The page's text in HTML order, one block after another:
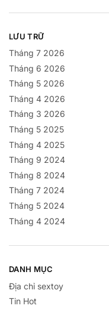
LƯU TRỮ
Tháng 7 2026
Tháng 6 2026
Tháng 5 2026
Tháng 4 2026
Tháng 3 2026
Tháng 5 2025
Tháng 4 2025
Tháng 9 2024
Tháng 8 2024
Tháng 7 2024
Tháng 5 2024
Tháng 4 2024
DANH MỤC
Địa chỉ sextoy
Tin Hot